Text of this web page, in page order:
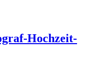
Hochzeit-